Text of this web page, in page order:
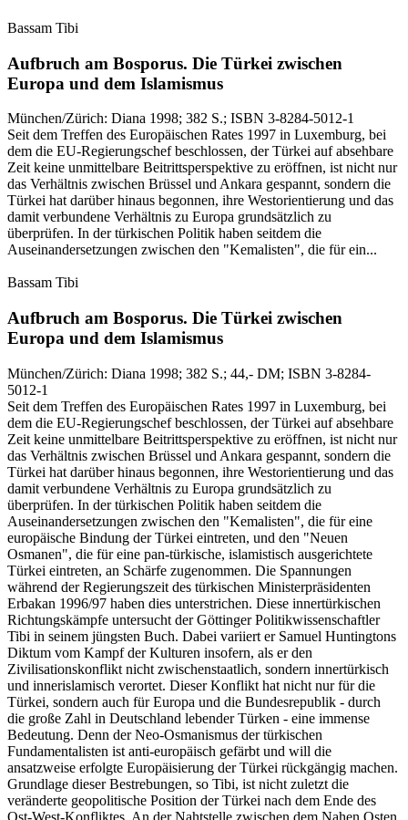
Bassam Tibi
Aufbruch am Bosporus. Die Türkei zwischen
Europa und dem Islamismus
München/Zürich: Diana 1998; 382 S.; ISBN 3-8284-5012-1
Seit dem Treffen des Europäischen Rates 1997 in Luxemburg, bei
dem die EU-Regierungschef beschlossen, der Türkei auf absehbare
Zeit keine unmittelbare Beitrittsperspektive zu eröffnen, ist nicht nur
das Verhältnis zwischen Brüssel und Ankara gespannt, sondern die
Türkei hat darüber hinaus begonnen, ihre Westorientierung und das
damit verbundene Verhältnis zu Europa grundsätzlich zu
überprüfen. In der türkischen Politik haben seitdem die
Auseinandersetzungen zwischen den "Kemalisten", die für ein...
Bassam Tibi
Aufbruch am Bosporus. Die Türkei zwischen
Europa und dem Islamismus
München/Zürich: Diana 1998; 382 S.; 44,- DM; ISBN 3-8284-
5012-1
Seit dem Treffen des Europäischen Rates 1997 in Luxemburg, bei
dem die EU-Regierungschef beschlossen, der Türkei auf absehbare
Zeit keine unmittelbare Beitrittsperspektive zu eröffnen, ist nicht nur
das Verhältnis zwischen Brüssel und Ankara gespannt, sondern die
Türkei hat darüber hinaus begonnen, ihre Westorientierung und das
damit verbundene Verhältnis zu Europa grundsätzlich zu
überprüfen. In der türkischen Politik haben seitdem die
Auseinandersetzungen zwischen den "Kemalisten", die für eine
europäische Bindung der Türkei eintreten, und den "Neuen
Osmanen", die für eine pan-türkische, islamistisch ausgerichtete
Türkei eintreten, an Schärfe zugenommen. Die Spannungen
während der Regierungszeit des türkischen Ministerpräsidenten
Erbakan 1996/97 haben dies unterstrichen. Diese innertürkischen
Richtungskämpfe untersucht der Göttinger Politikwissenschaftler
Tibi in seinem jüngsten Buch. Dabei variiert er Samuel Huntingtons
Diktum vom Kampf der Kulturen insofern, als er den
Zivilisationskonflikt nicht zwischenstaatlich, sondern innertürkisch
und innerislamisch verortet. Dieser Konflikt hat nicht nur für die
Türkei, sondern auch für Europa und die Bundesrepublik - durch
die große Zahl in Deutschland lebender Türken - eine immense
Bedeutung. Denn der Neo-Osmanismus der türkischen
Fundamentalisten ist anti-europäisch gefärbt und will die
ansatzweise erfolgte Europäisierung der Türkei rückgängig machen.
Grundlage dieser Bestrebungen, so Tibi, ist nicht zuletzt die
veränderte geopolitische Position der Türkei nach dem Ende des
Ost-West-Konfliktes. An der Nahtstelle zwischen dem Nahen Osten,